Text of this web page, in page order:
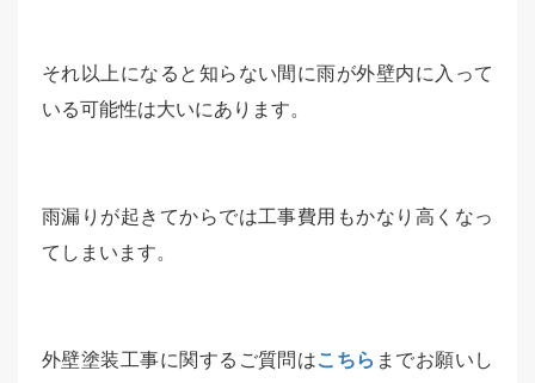
それ以上になると知らない間に雨が外壁内に入って
いる可能性は大いにあります。
雨漏りが起きてからでは工事費用もかなり高くなっ
てしまいます。
外壁塗装工事に関するご質問はこちら までお願いし